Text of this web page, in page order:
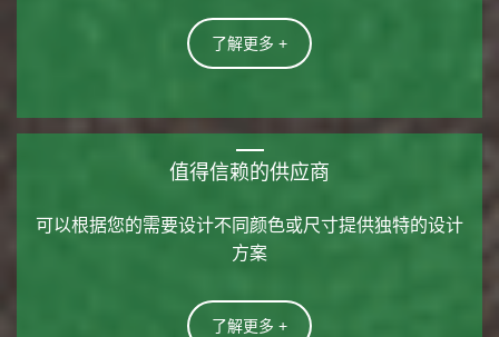
了解更多 +
值得信赖的供应商
可以根据您的需要设计不同颜色或尺寸提供独特的设计
方案
了解更多 +